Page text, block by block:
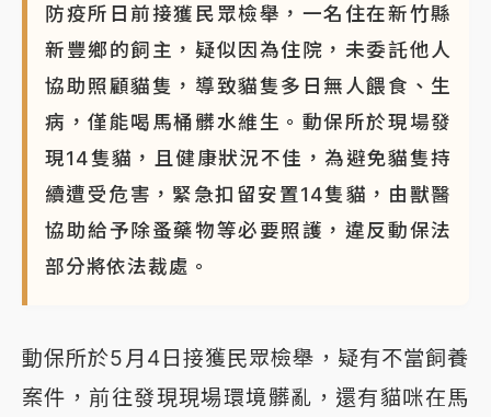
防疫所日前接獲民眾檢舉，一名住在新竹縣
新豐鄉的飼主，疑似因為住院，未委託他人
協助照顧貓隻，導致貓隻多日無人餵食、生
病，僅能喝馬桶髒水維生。動保所於現場發
現14隻貓，且健康狀況不佳，為避免貓隻持
續遭受危害，緊急扣留安置14隻貓，由獸醫
協助給予除蚤藥物等必要照護，違反動保法
部分將依法裁處。
動保所於5月4日接獲民眾檢舉，疑有不當飼養
案件，前往發現現場環境髒亂，還有貓咪在馬